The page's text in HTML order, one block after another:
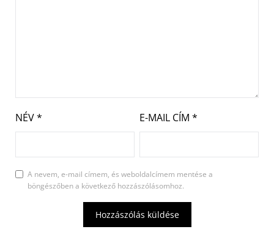
NÉV* E-MAIL CÍM *
A nevem, e-mail címem, és weboldalcímem mentése a
böngészőben a következő hozzászólásomhoz.